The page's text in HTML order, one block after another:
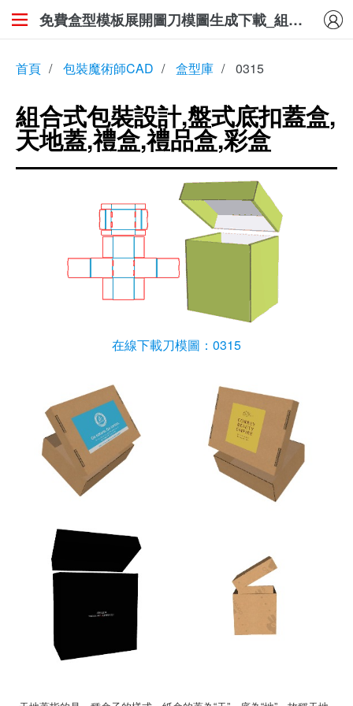
免費盒型模板展開圖刀模圖生成下載_組合式包裝設計,盤式底扣蓋盒,天地蓋,禮盒,禮品盒,彩盒
首頁 / 包裝魔術師CAD / 盒型庫 / 0315
組合式包裝設計,盤式底扣蓋盒,
天地蓋,禮盒,禮品盒,彩盒
在線下載刀模圖：0315